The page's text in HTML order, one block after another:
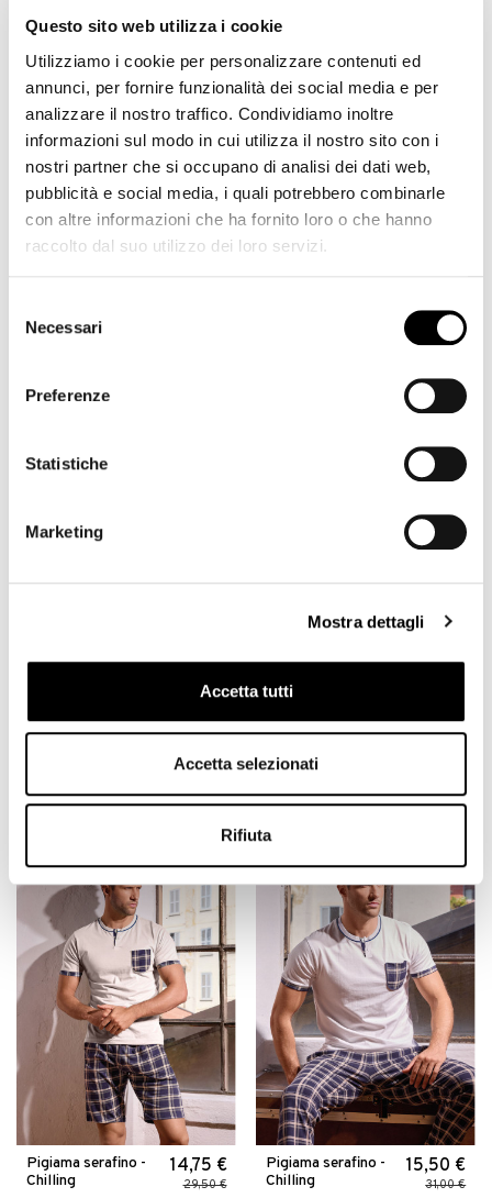
Questo sito web utilizza i cookie
Utilizziamo i cookie per personalizzare contenuti ed
annunci, per fornire funzionalità dei social media e per
analizzare il nostro traffico. Condividiamo inoltre
informazioni sul modo in cui utilizza il nostro sito con i
nostri partner che si occupano di analisi dei dati web,
pubblicità e social media, i quali potrebbero combinarle
con altre informazioni che ha fornito loro o che hanno
raccolto dal suo utilizzo dei loro servizi.
delNecessari
Preferenze
Statistiche
Marketing
Mostra dettagli
Accetta tutti
Accetta selezionati
Rifiuta
Airship
29,50 €
jersey di cotone -
Pigiama serafino -
14,75 €
Oasi
29,50 €
Desert
14,75 €
29,50 €
Pigiama serafino -
Chilling
14,75 €
29,50 €
Pigiama serafino -
Chilling
15,50 €
31,00 €